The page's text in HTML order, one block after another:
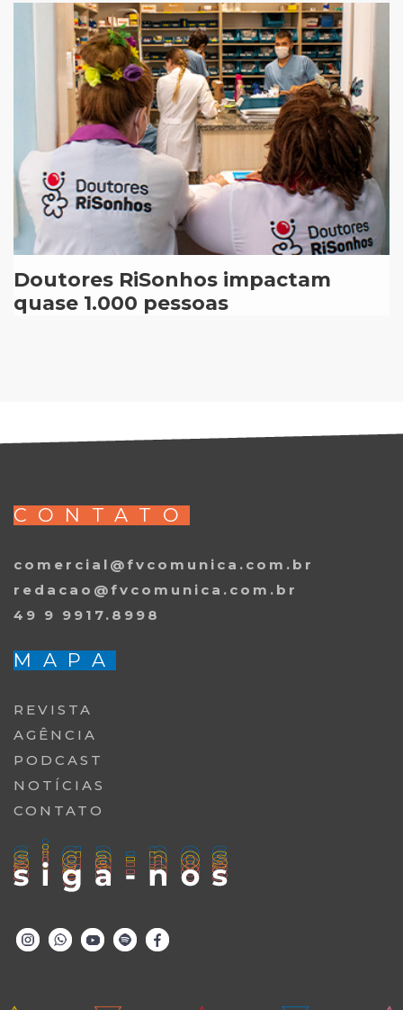
Doutores RiSonhos impactam
quase 1.000 pessoas
CONTATO
comercial@fvcomunica.com.br
redacao@fvcomunica.com.br
49 9 9917.8998
MAPA
REVISTA
AGÊNCIA
PODCAST
NOTÍCIAS
CONTATO